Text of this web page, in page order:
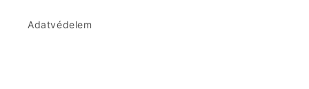
Adatvédelem